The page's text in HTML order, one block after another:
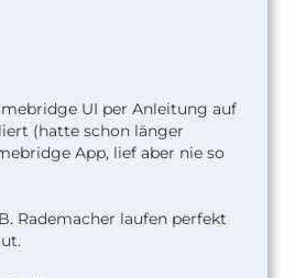
UI per Anleitung auf
(hatte schon länger
App, lief aber nie so
Rademacher laufen perfekt